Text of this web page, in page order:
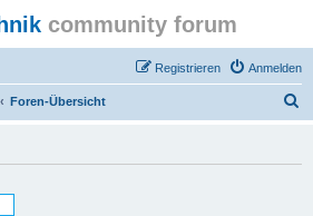
community forum
Anmelden
Registrieren
Foren-Übersicht